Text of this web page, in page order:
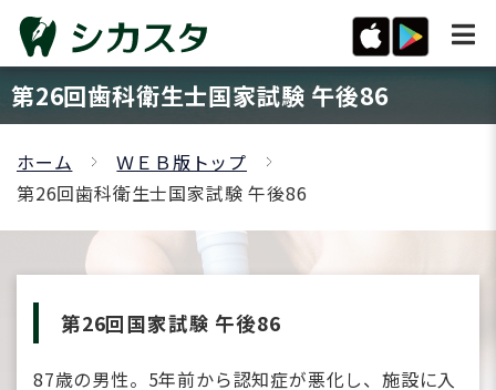
第26回歯科衛生士国家試験 午後86
ホーム
ＷＥＢ版トップ
第26回歯科衛生士国家試験 午後86
第26回国家試験 午後86
87歳の男性。5年前から認知症が悪化し、施設に入